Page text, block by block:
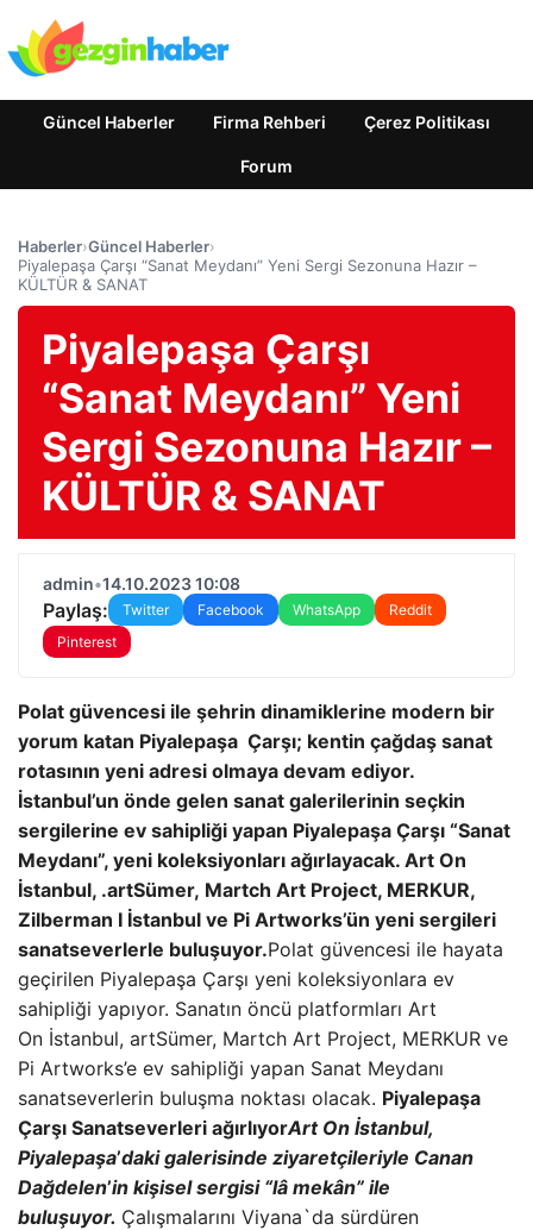
Güncel Haberler Firma Rehberi Çerez Politikası
Forum
Haberler›Güncel Haberler›
Piyalepaşa Çarşı “Sanat Meydanı” Yeni Sergi Sezonuna Hazır –
KÜLTÜR & SANAT
Piyalepaşa Çarşı
“Sanat Meydanı” Yeni
Sergi Sezonuna Hazır –
KÜLTÜR & SANAT
admin•14.10.2023 10:08
Paylaş: Twitter Facebook WhatsApp
Reddit
Pinterest
Polat güvencesi ile şehrin dinamiklerine modern bir
yorum katan Piyalepaşa Çarşı; kentin çağdaş sanat
rotasının yeni adresi olmaya devam ediyor.
İstanbul’un önde gelen sanat galerilerinin seçkin
sergilerine ev sahipliği yapan Piyalepaşa Çarşı “Sanat
Meydanı”, yeni koleksiyonları ağırlayacak. Art On
İstanbul, .artSümer, Martch Art Project, MERKUR,
Zilberman I İstanbul ve Pi Artworks’ün yeni sergileri
sanatseverlerle buluşuyor.Polat güvencesi ile hayata
geçirilen Piyalepaşa Çarşı yeni koleksiyonlara ev
sahipliği yapıyor. Sanatın öncü platformları Art
On İstanbul, artSümer, Martch Art Project, MERKUR ve
Pi Artworks’e ev sahipliği yapan Sanat Meydanı
sanatseverlerin buluşma noktası olacak. Piyalepaşa
Çarşı Sanatseverleri ağırlıyorArt On İstanbul,
Piyalepaşa’daki galerisinde ziyaretçileriyle Canan
Dağdelen’in kişisel sergisi “lâ mekân” ile
buluşuyor. Çalışmalarını Viyana`da sürdüren